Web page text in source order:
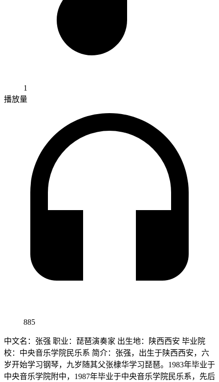
1
播放量
885
中文名：张强 职业：琵琶演奏家 出生地：陕西西安 毕业院
校：中央音乐学院民乐系 简介：张强，出生于陕西西安，六
岁开始学习钢琴，九岁随其父张棣华学习琵琶。1983年毕业于
中央音乐学院附中，1987年毕业于中央音乐学院民乐系，先后